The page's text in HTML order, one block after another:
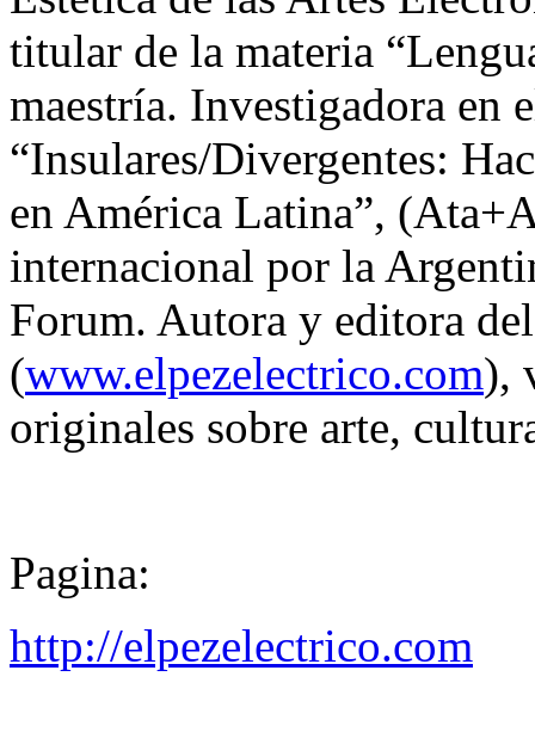
titular de la materia
maestría. Investigadora en
“Insulares/Divergentes:
en América Latina”,
internacional por la
Forum. Autora y editora
(www.elpezelectrico.com),
originales sobre arte,
Pagina:
http://elpezelectrico.com